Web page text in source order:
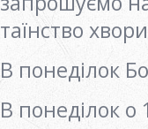
таїнство
В понеділок
В понеділок о